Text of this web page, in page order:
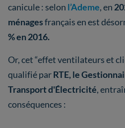
canicule : selon l’Ademe, en
ménagesfrançais en est
% en 2016.
Or, cet “effet ventilateurs et
qualifié parRTE, le
Transport d'Électricité,
conséquences :